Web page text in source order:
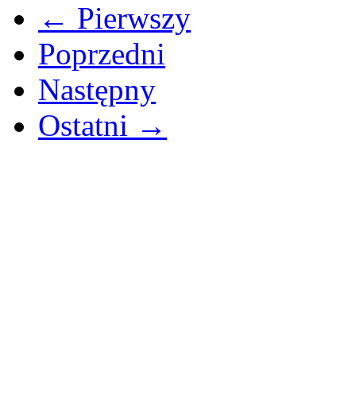
← Pierwszy
Poprzedni
Następny
Ostatni →